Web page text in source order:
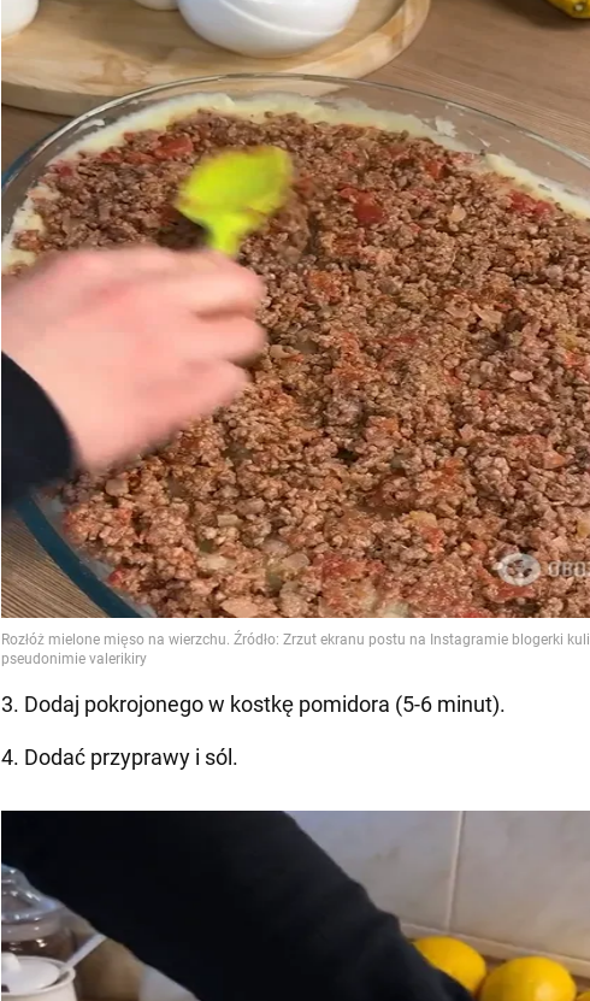
3. Dodaj pokrojonego w kostkę pomidora (5-6 minut).
4. Dodać przyprawy i sól.